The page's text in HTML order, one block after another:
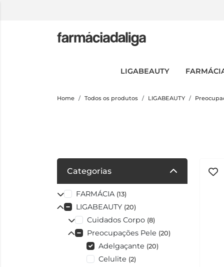
LIGABEAUTY
Home Todos os produtos LIGABEAUTY
Categorias
FARMÁCIA (13)
LIGABEAUTY (20)
Cuidados Corpo (8)
Preocupações Pele (20)
Adelgaçante (20)
Celulite (2)